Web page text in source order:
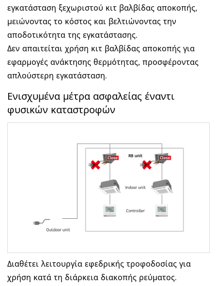
εγκατάσταση ξεχωριστού κιτ βαλβίδας αποκοπής,
μειώνοντας το κόστος και βελτιώνοντας την
αποδοτικότητα της εγκατάστασης.
Δεν απαιτείται χρήση κιτ βαλβίδας αποκοπής για
εφαρμογές ανάκτησης θερμότητας, προσφέροντας
απλούστερη εγκατάσταση.
Ενισχυμένα μέτρα ασφαλείας έναντι
φυσικών καταστροφών
Διαθέτει λειτουργία εφεδρικής τροφοδοσίας για
χρήση κατά τη διάρκεια διακοπής ρεύματος.